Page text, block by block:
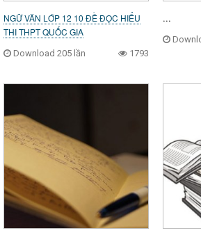
NGỮ VĂN LỚP 12 10 ĐỀ ĐỌC HIỂU
THI THPT QUỐC GIA
Download 205 lần 1793
...